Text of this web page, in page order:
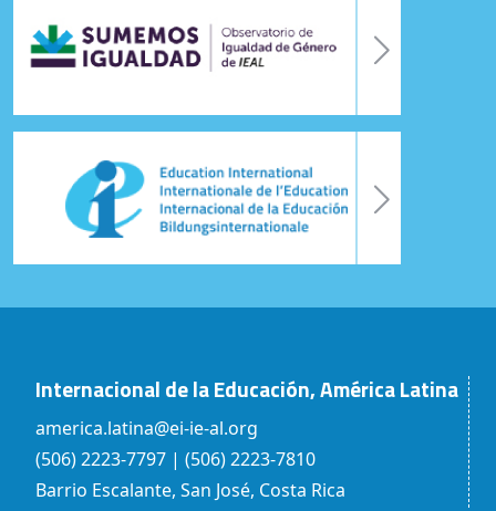
Internacional de la Educación, América Latina
america.latina@ei-ie-al.org
(506) 2223-7797 | (506) 2223-7810
Barrio Escalante, San José, Costa Rica